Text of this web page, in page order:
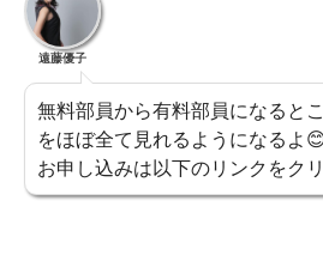
遠藤優子
無料部員から有料部員になると
をほぼ全て見れるようになるよ
お申し込みは以下のリンクをク